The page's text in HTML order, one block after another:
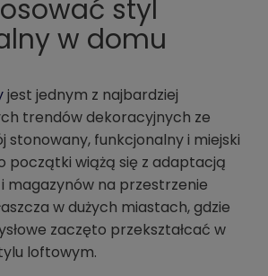
styl
w domu
jest jednym z najbardziej
trendów dekoracyjnych ze
stonowany, funkcjonalny i miejski
początki wiążą się z adaptacją
magazynów na przestrzenie
w dużych miastach, gdzie
zaczęto przekształcać w
loftowym.